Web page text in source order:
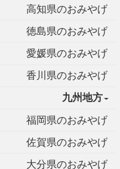
高知県のおみやげ
徳島県のおみやげ
愛媛県のおみやげ
香川県のおみやげ
九州地方
福岡県のおみやげ
佐賀県のおみやげ
大分県のおみやげ